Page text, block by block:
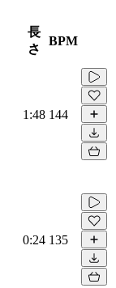
長
さ
BPM
1:48 144
0:24 135